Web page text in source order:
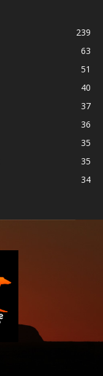
239
63
51
40
37
36
35
35
34